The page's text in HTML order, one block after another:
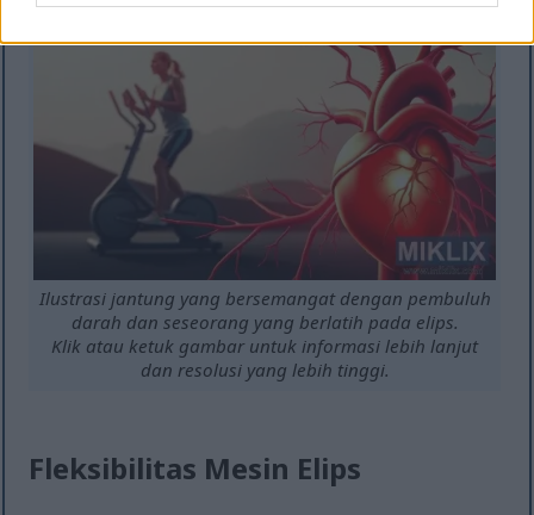
Ilustrasi jantung yang bersemangat dengan pembuluh
darah dan seseorang yang berlatih pada elips.
Klik atau ketuk gambar untuk informasi lebih lanjut
dan resolusi yang lebih tinggi.
Fleksibilitas Mesin Elips